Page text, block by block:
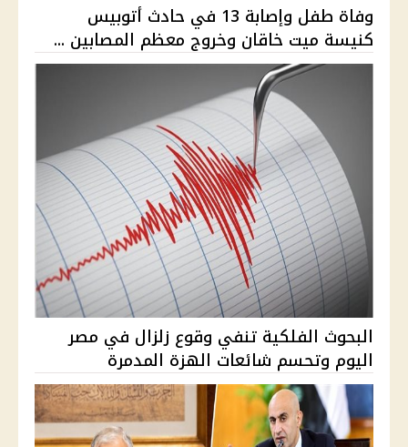
وفاة طفل وإصابة 13 في حادث أتوبيس
كنيسة ميت خاقان وخروج معظم المصابين ...
البحوث الفلكية تنفي وقوع زلزال في مصر
اليوم وتحسم شائعات الهزة المدمرة